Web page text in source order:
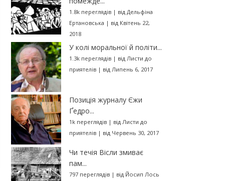
1.8k переглядів| від Дельфіна
Ертановська | від Квітень 22,
2018
У колі моральної й політи...
1.3k переглядів| від Листи до
приятелів| від Липень 6, 2017
Позиція журналу Єжи
Ґедро...
1k переглядів| від Листи до
приятелів| від Червень 30, 2017
Чи течія Вісли змиває
пам...
797 переглядів| від Йосип Лось